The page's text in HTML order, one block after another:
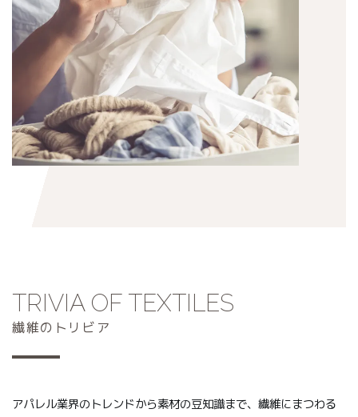
TRIVIA OF TEXTILES
繊維のトリビア
アパレル業界のトレンドから素材の豆知識まで、繊維にまつわる